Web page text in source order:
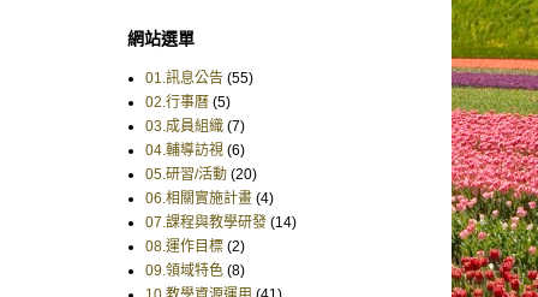
網站選單
01.訊息公告 (55)
02.行事曆 (5)
03.成員組織 (7)
04.輔導訪視 (6)
05.研習/活動 (20)
06.相關實施計畫 (4)
07.課程與教學研發 (14)
08.運作目標 (2)
09.領域特色 (8)